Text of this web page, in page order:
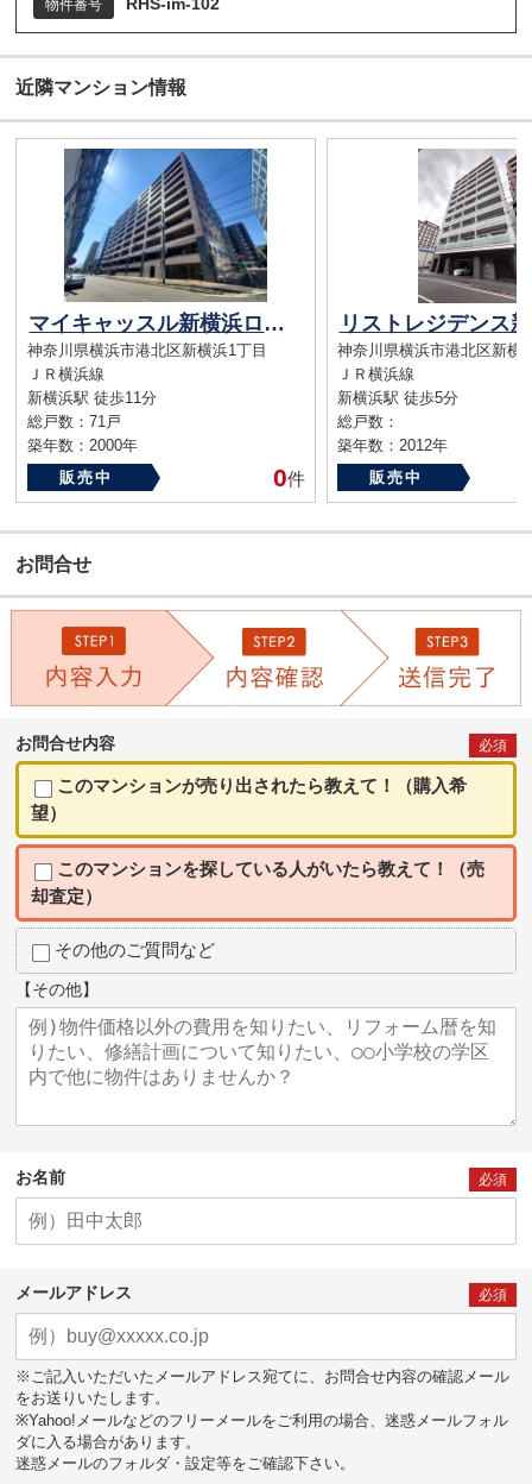
物件番号 RHS-im-102
近隣マンション情報
マイキャッスル新横浜ロイヤルステージ
神奈川県横浜市港北区新横浜1丁目
ＪＲ横浜線
新横浜駅 徒歩11分
総戸数：71戸
築年数：2000年
販売中
0件
リストレジデンス
神奈川県横浜市港北区新横
ＪＲ横浜線
新横浜駅 徒歩5分
総戸数：
築年数：2012年
販売中
お問合せ
お問合せ内容 必須
このマンションが売り出されたら教えて！（購入希
望）
このマンションを探している人がいたら教えて！（売
却査定）
その他のご質問など
【その他】
お名前 必須
メールアドレス 必須
※ご記入いただいたメールアドレス宛てに、お問合せ内容の確認メール
をお送りいたします。
※Yahoo!メールなどのフリーメールをご利用の場合、迷惑メールフォル
ダに入る場合があります。
迷惑メールのフォルダ・設定等をご確認下さい。